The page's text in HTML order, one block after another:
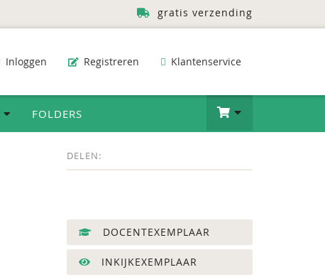
gratis verzending
Inloggen Registreren Klantenservice
FOLDERS
DELEN:
DOCENTEXEMPLAAR
INKIJKEXEMPLAAR